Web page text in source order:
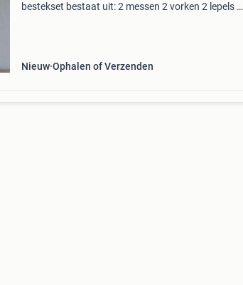
bestekset bestaat uit: 2 messen 2 vorken 2 lepels 1
Nieuw Ophalen of Verzenden